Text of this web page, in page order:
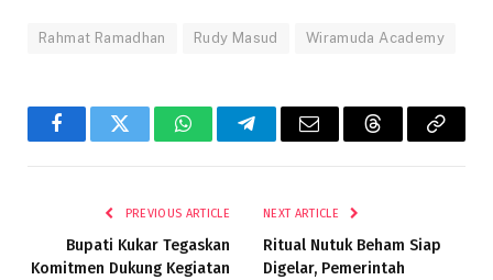
Rahmat Ramadhan Rudy Masud Wiramuda Academy
FacebookTwitter WhatsAppTelegramEmail ThreadsCopy
PREVIOUS ARTICLE
Bupati Kukar Tegaskan
Komitmen Dukung Kegiatan
NEXT ARTICLE
Ritual Nutuk Beham Siap
Digelar, Pemerintah